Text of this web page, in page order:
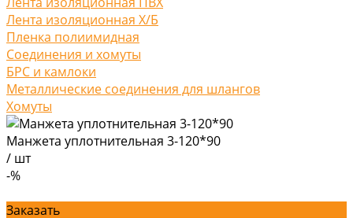
Лента изоляционная Х/Б
Пленка полиимидная
Соединения и хомуты
БРС и камлоки
Металлические соединения для шлангов
Хомуты
Манжета уплотнительная 3-120*90
/ шт
-%
Заказать